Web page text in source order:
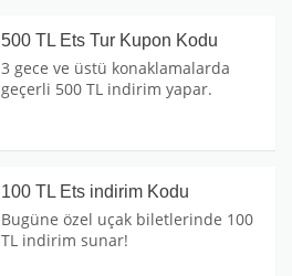
500 TL Ets Tur Kupon Kodu
3 gece ve üstü konaklamalarda
geçerli 500 TL indirim yapar.
100 TL Ets indirim Kodu
Bugüne özel uçak biletlerinde 100
TL indirim sunar!